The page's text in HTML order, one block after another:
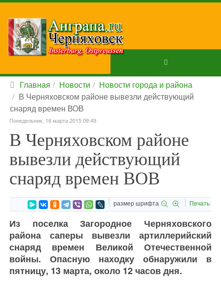
Главная Новости
Новости города и района
В Черняховском районе вывезли действующий
снаряд времен ВОВ
Понедельник, 16 марта 2015 09:49
В Черняховском районе
вывезли действующий
снаряд времен ВОВ
размер шрифта Печать
Из поселка Загородное Черняховского
района саперы вывезли артиллерийский
снаряд времен Великой Отечественной
войны. Опасную находку обнаружили в
пятницу, 13 марта, около 12 часов дня.